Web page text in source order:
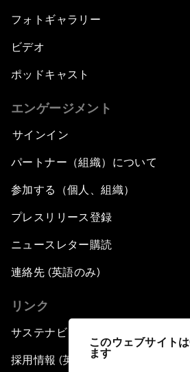
このウェブサイト
ます
フォトギャラリー
ビデオ
ポッドキャスト
エンゲージメント
サインイン
パートナー（組織）について
参加する（個人、組織）
プレスリリース登録
ニュースレター購読
連絡先 (英語のみ)
リンク
サステナビリティへの取り組み
採用情報 (英語のみ)